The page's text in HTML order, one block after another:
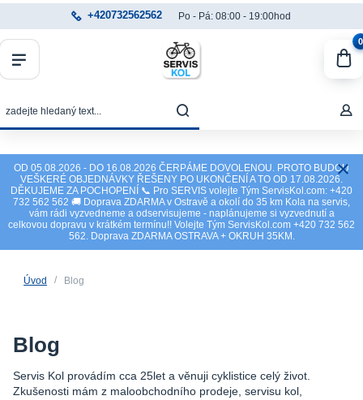
OD 05.08.2026 - DO 16.08.2026 ČERPÁME DOVOLENOU. PROTO BUDOU
VEŠKERÉ OBJEDNÁVKY ŘEŠENY PO UKONČENÍ A TO OD 17.08.2026.
DĚKUJEME ZA POCHOPENÍ 📞 Pro SERVIS volejte Tým ServisKol.com: +420
732 562 562 🚚 Doprava ZDARMA v Ostravě a okolí do 35 km Kola na servis,
vám rádi vyzvedneme a odservisujeme - naplánujeme si vyzvednutí a
celkovou dopravu v krátkém termínu!! Volejte Tým ServisKol.com +420 732 562
562. Doprava ZDARMA OSTRAVA + OKRUH 35KM.
+420732562562 Po - Pá: 08:00 - 19:00hod
0
Úvod Blog
Blog
Servis Kol provádím cca 25let a věnuji cyklistice celý život.
Zkušenosti mám z maloobchodního prodeje, servisu kol,